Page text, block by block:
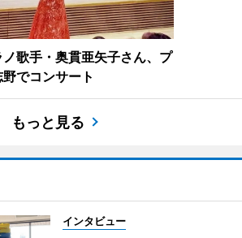
歌手・奥貫亜矢子さん、プ
でコンサート
もっと見る
インタビュー